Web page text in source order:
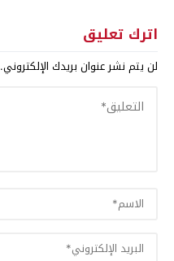
اترك تعليق
لن يتم نشر عنوان بريدك الإلكتروني.